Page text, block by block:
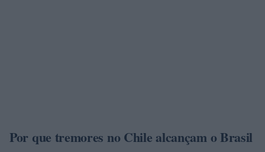
Por que tremores no Chile alcançam o Brasil